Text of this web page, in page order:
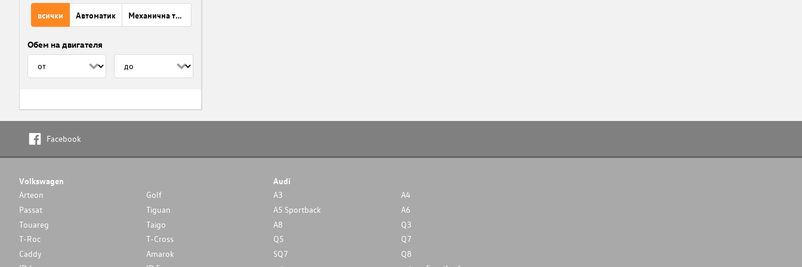
всички Автоматик Механична трансмисия
Обем на двигателя
Facebook
Volkswagen
Arteon
Golf
Passat
Tiguan
Touareg
Taigo
T-Roc
T-Cross
Caddy
Amarok
Audi
A3
A4
A5 Sportback
A6
A8
Q3
Q5
Q7
SQ7
Q8